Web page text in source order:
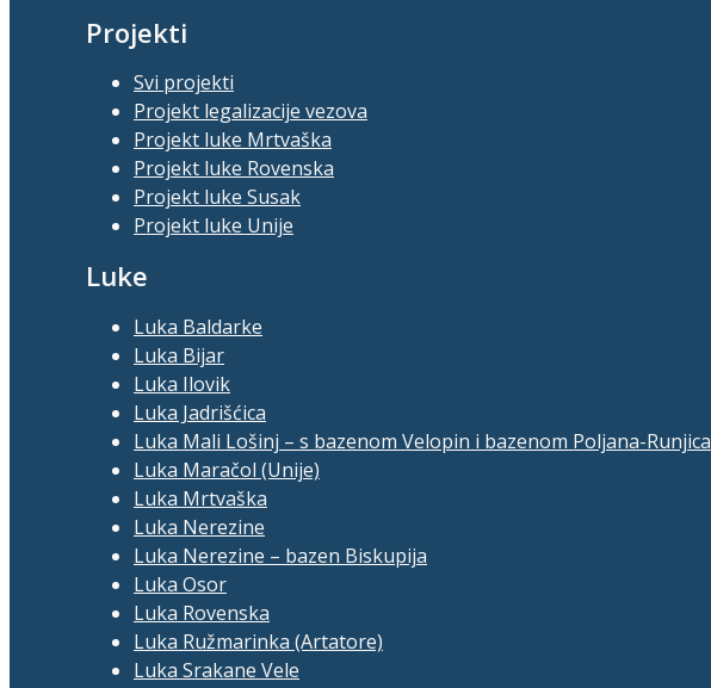
Projekti
Svi projekti
Projekt legalizacije vezova
Projekt luke Mrtvaška
Projekt luke Rovenska
Projekt luke Susak
Projekt luke Unije
Luke
Luka Baldarke
Luka Bijar
Luka Ilovik
Luka Jadrišćica
Luka Mali Lošinj – s bazenom Velopin i bazenom Poljana-Runjica
Luka Maračol (Unije)
Luka Mrtvaška
Luka Nerezine
Luka Nerezine – bazen Biskupija
Luka Osor
Luka Rovenska
Luka Ružmarinka (Artatore)
Luka Srakane Vele